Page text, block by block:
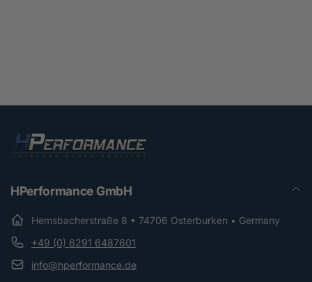
HPerformance GmbH
Hemsbacherstraße 8 • 74706 Osterburken • Germany
+49 (0) 6291 6487601
info@hperformance.de